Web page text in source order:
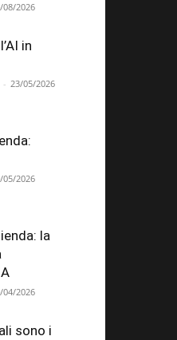
08/2026
in
- 23/05/2026
05/2026
la
04/2026
sono i